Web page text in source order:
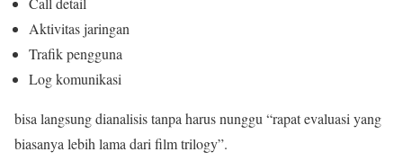
Aktivitas jaringan
Trafik pengguna
Log komunikasi
bisa langsung dianalisis tanpa harus nunggu “rapat evaluasi yang
biasanya lebih lama dari film trilogy”.